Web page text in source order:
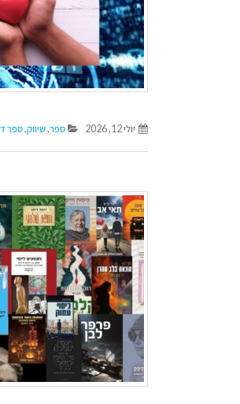
יולי 12, 2026 ספר,שיווק,ספר
דן טימור על הספר שהפך
לשיטה ליצירת זוגיות מאושרת